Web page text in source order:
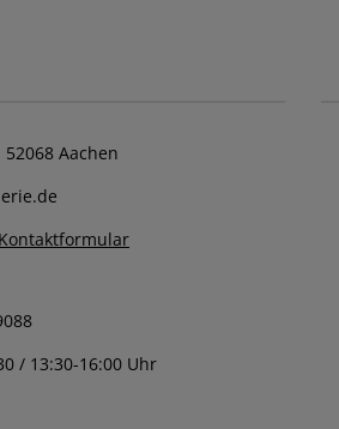
Aachen
Kontaktformular
/ 13:30-16:00 Uhr